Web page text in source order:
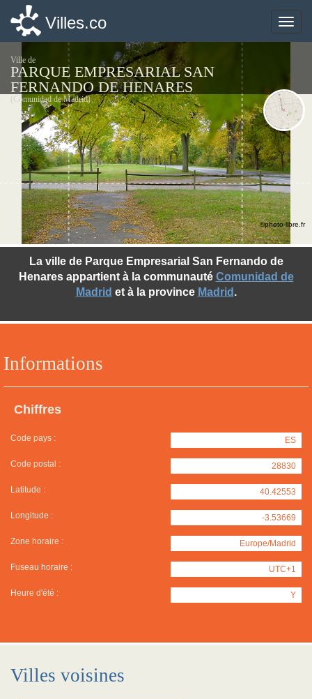
Toggle
Villes.co
Ville de
PARQUE EMPRESARIAL SAN
FERNANDO DE HENARES
(Comunidad de Madrid)
Informations
Chiffres
Code pays : ES
Code postal : 28830
Latitude : 40.42553
Longitude : -3.53669
Zone horaire : Europe/Madrid
Fuseau horaire : UTC+1
Heure d'été : Y
La ville de Parque Empresarial San Fernando de
Henares appartient à la communauté Comunidad de
Madrid et à la province Madrid .
©photo-libre.fr
Villes voisines
Toggle
Villes.co